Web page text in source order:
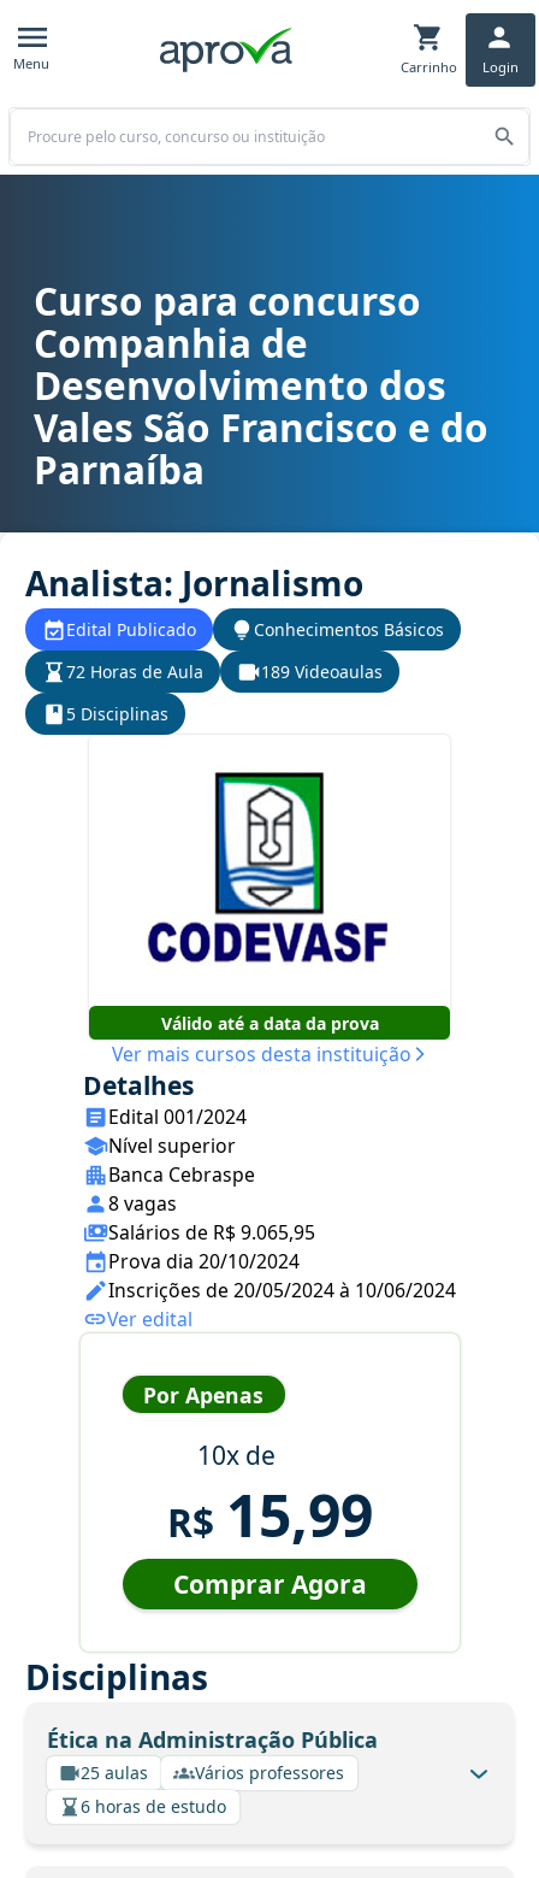
Menu Carrinho Login
Buscar
Curso para concurso CODEVASF - Companhia de
Curso para concurso
Companhia de
Desenvolvimento dos
Vales São Francisco e do
Parnaíba
Analista: Jornalismo
Edital Publicado
Conhecimentos Básicos
72 Horas de Aula
189 Videoaulas
5 Disciplinas
Válido até a data da prova
Ver mais cursos desta instituição
Detalhes
Edital 001/2024
Nível superior
Banca Cebraspe
8 vagas
Salários de R$ 9.065,95
Prova dia 20/10/2024
Inscrições de 20/05/2024 à 10/06/2024
Ver edital
Por Apenas
10x de
R$ 15,99
Comprar Agora
Disciplinas
Ética na Administração Pública
25 aulas
Vários professores
6 horas de estudo